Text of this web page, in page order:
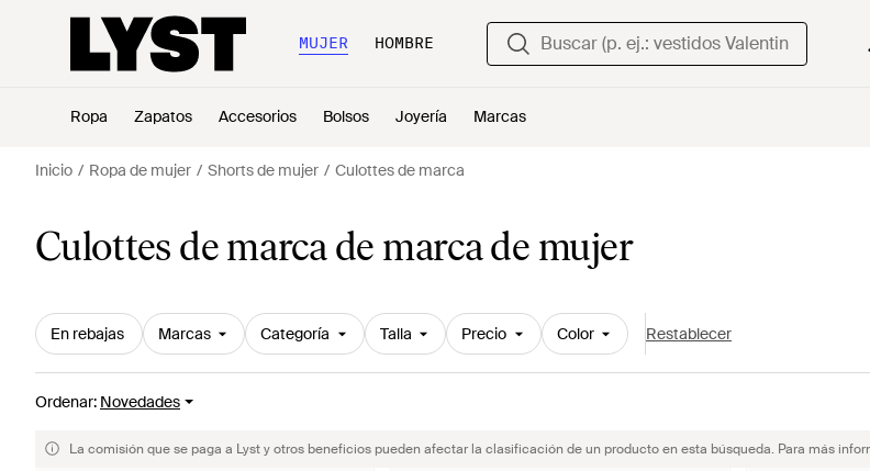
MUJER HOMBRE
Ropa Zapatos Accesorios Bolsos Joyería Marcas
Inicio Ropa de mujer Shorts de mujer Culottes de marca
Culottes de marca de marca de mujer
En rebajas Marcas Categoría Talla Precio Color Restablecer
Ordenar: Novedades
La comisión que se paga a Lyst y otros beneficios pueden afectar la clasificación de un producto en esta búsqueda. Para más